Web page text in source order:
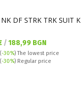
DF STRK TRK SUIT K
цена:
/ 188,99 BGN
(-30%)The lowest price
(-30%) Regular price